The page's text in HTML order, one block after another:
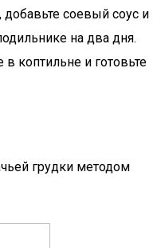
соевый соус и
на два дня.
коптильне и готовьте
грудки методом